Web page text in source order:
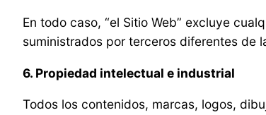
En todo caso, “el Sitio Web” excluye
suministrados por terceros diferentes de
6. Propiedad intelectual e industrial
Todos los contenidos, marcas, logos,